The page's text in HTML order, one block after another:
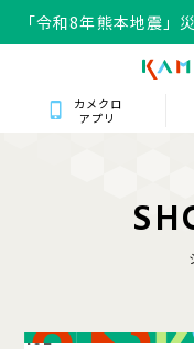
「令和8年熊本地震」
カメクロ
アプリ
SH
102